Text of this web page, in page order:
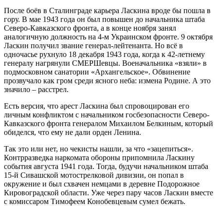
После боёв в Сталинграде карьера Ласкина вроде бы пошла в
гору. В мае 1943 года он был повышен до начальника штаба
Северо-Кавказского фронта, а в конце ноября занял
аналогичную должность на 4-м Украинском фронте. 9 октября
Ласкин получил звание генерал-лейтенанта. Но всё в
одночасье рухнуло 18 декабря 1943 года, когда к 42-летнему
генералу нагрянули СМЕРШевцы. Военачальника «взяли» в
подмосковном санатории «Архангельское». Обвинение
прозвучало как гром среди ясного неба: измена Родине. А это
значило – расстрел.
Есть версия, что арест Ласкина был спровоцирован его
личным конфликтом с начальником госбезопасности Северо-
Кавказского фронта генералом Михаилом Белкиным, который
обиделся, что ему не дали орден Ленина.
Так это или нет, но чекисты нашли, за что «зацепиться».
Контрразведка наркомата обороны припомнила Ласкину
события августа 1941 года. Тогда, будучи начальником штаба
15-й Сивашской мотострелковой дивизии, он попал в
окружение и был схвачен немцами в деревне Подорожное
Кировоградской области. Уже через пару часов Ласкин вместе
с комиссаром Тимофеем Конобевцевым сумел бежать.